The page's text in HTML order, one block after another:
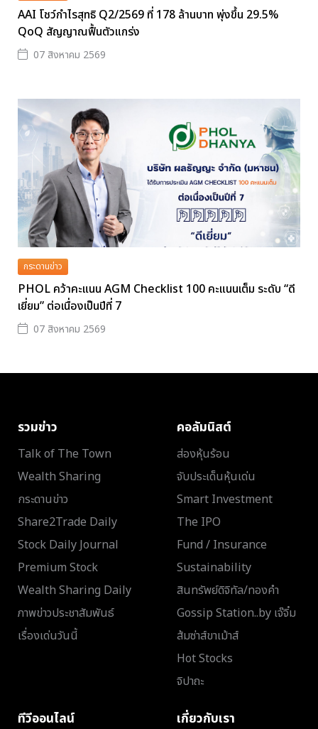
AAI โชว์กำไรสุทธิ Q2/2569 ที่ 178 ล้านบาท พุ่งขึ้น 29.5%
QoQ สัญญาณฟื้นตัวแกร่ง
07 สิงหาคม 2569
กระดานข่าว
PHOL คว้าคะแนน AGM Checklist 100 คะแนนเต็ม ระดับ “ดี
เยี่ยม” ต่อเนื่องเป็นปีที่ 7
07 สิงหาคม 2569
รวมข่าว
Talk of The Town
Wealth Sharing
กระดานข่าว
Share2Trade Daily
Stock Daily Journal
Premium Stock
Wealth Sharing Daily
ภาพข่าวประชาสัมพันธ์
เรื่องเด่นวันนี้
คอลัมนิสต์
ส่องหุ้นร้อน
จับประเด็นหุ้นเด่น
Smart Investment
The IPO
Fund / Insurance
Sustainability
สินทรัพย์ดิจิทัล/ทองคำ
Gossip Station..by เจ๊จิ๋ม
ส้มซ่าส์ขาเม้าส์
Hot Stocks
จิปาถะ
ทีวีออนไลน์ เกี่ยวกับเรา